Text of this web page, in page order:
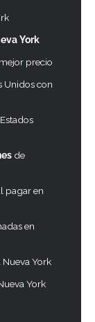
York
precio
Unidos con
de
pagar en
en
Nueva York
York